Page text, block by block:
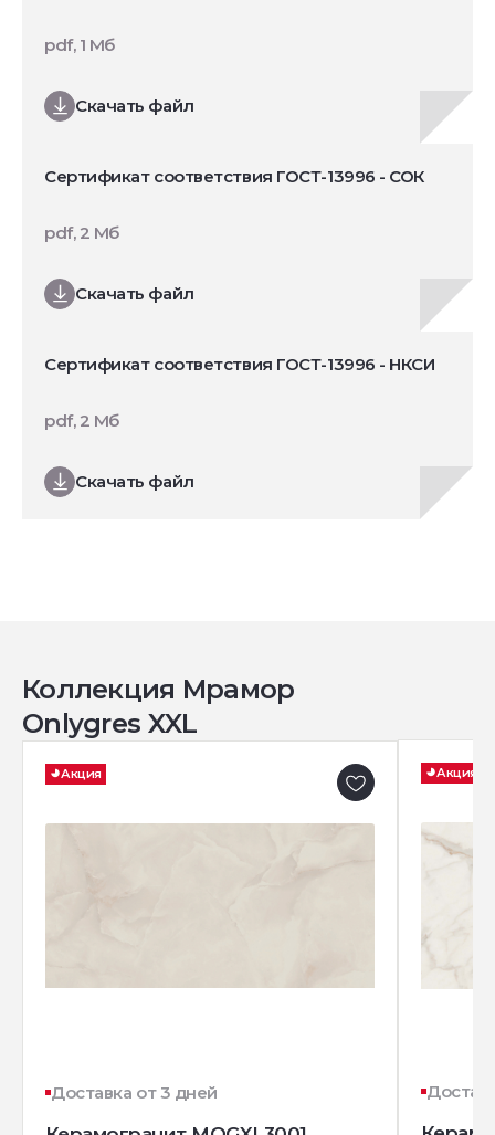
Скачать файл
pdf, 1 Мб
Сертификат соответствия ГОСТ-13996 - СОК
Скачать файл
pdf, 2 Мб
Сертификат соответствия ГОСТ-13996 - НКСИ
Скачать файл
pdf, 2 Мб
Коллекция Мрамор
Onlygres XXL
Акция
Доставка от 3 дней
Акция